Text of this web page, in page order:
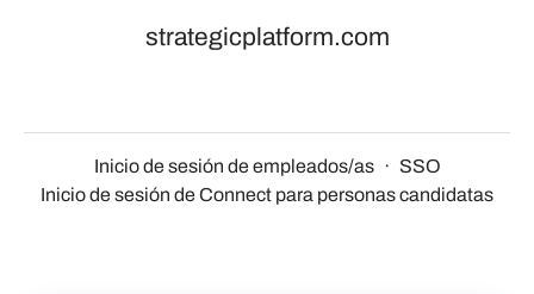
strategicplatform.com
Inicio de sesión de empleados/as · SSO
Inicio de sesión de Connect para personas candidatas